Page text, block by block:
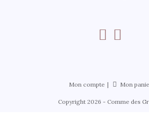
Mon compte Mon
Copyright 2026 - Comme des